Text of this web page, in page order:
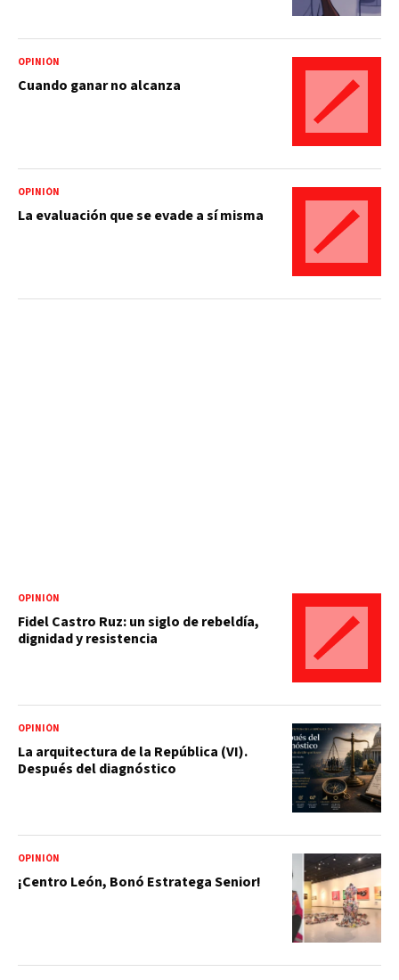
OPINIÓN
Cuando ganar no alcanza
OPINIÓN
La evaluación que se evade a sí misma
OPINIÓN
Fidel Castro Ruz: un siglo de rebeldía,
dignidad y resistencia
OPINIÓN
La arquitectura de la República (VI).
Después del diagnóstico
OPINIÓN
¡Centro León, Bonó Estratega Senior!